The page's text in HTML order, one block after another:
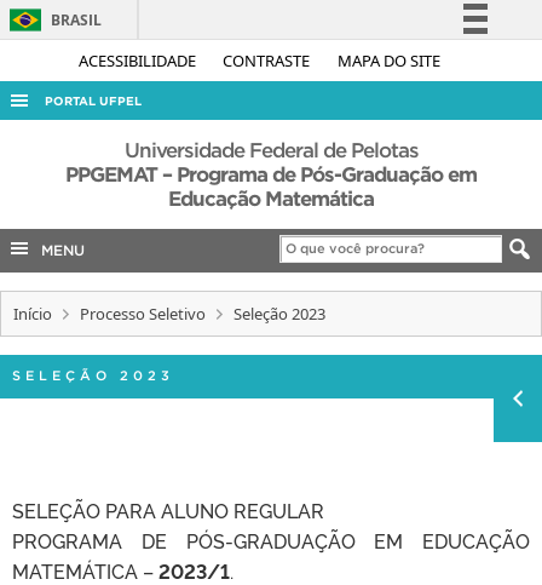
ACESSIBILIDADE CONTRASTE MAPA DO SITE
BRASIL
Simplifique!
Acesso à informação
Legislação
Canais
PORTAL UFPEL
ACESSO À INFORMAÇÃO
AUDITORIA
EDITAIS
Universidade Federal de Pelotas
PPGEMAT – Programa de Pós-Graduação em
Educação Matemática
MENU
Início Processo Seletivo Seleção 2023
SELEÇÃO 2023
SELEÇÃO PARA ALUNO REGULAR
PROGRAMA DE PÓS-GRADUAÇÃO EM EDUCAÇÃO
MATEMÁTICA –2023/1.